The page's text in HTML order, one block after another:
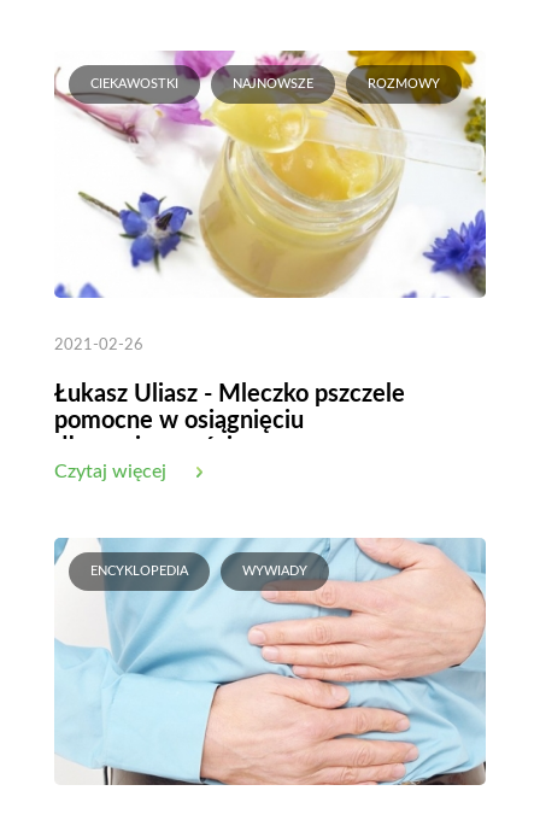
CIEKAWOSTKI NAJNOWSZE ROZMOWY
2021-02-26
Łukasz Uliasz - Mleczko pszczele
pomocne w osiągnięciu
długowieczności
Czytaj więcej
ENCYKLOPEDIA WYWIADY